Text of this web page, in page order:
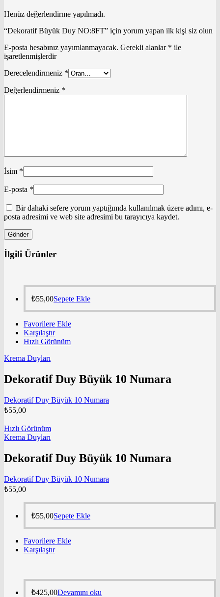
Henüz değerlendirme yapılmadı.
“Dekoratif Büyük Duy NO:8FT” için yorum yapan ilk kişi siz olun
E-posta hesabınız yayımlanmayacak. Gerekli alanlar * ile
işaretlenmişlerdir
Derecelendirmeniz *
Değerlendirmeniz *
İsim *
E-posta *
Bir dahaki sefere yorum yaptığımda kullanılmak üzere adımı, e-
posta adresimi ve web site adresimi bu tarayıcıya kaydet.
İlgili Ürünler
₺55,00Sepete Ekle
Favorilere Ekle
Karşılaştır
Hızlı Görünüm
Krema Duyları
Dekoratif Duy Büyük 10 Numara
Dekoratif Duy Büyük 10 Numara
₺55,00
Hızlı Görünüm
Krema Duyları
Dekoratif Duy Büyük 10 Numara
Dekoratif Duy Büyük 10 Numara
₺55,00
₺55,00Sepete Ekle
Favorilere Ekle
Karşılaştır
₺425,00Devamını oku